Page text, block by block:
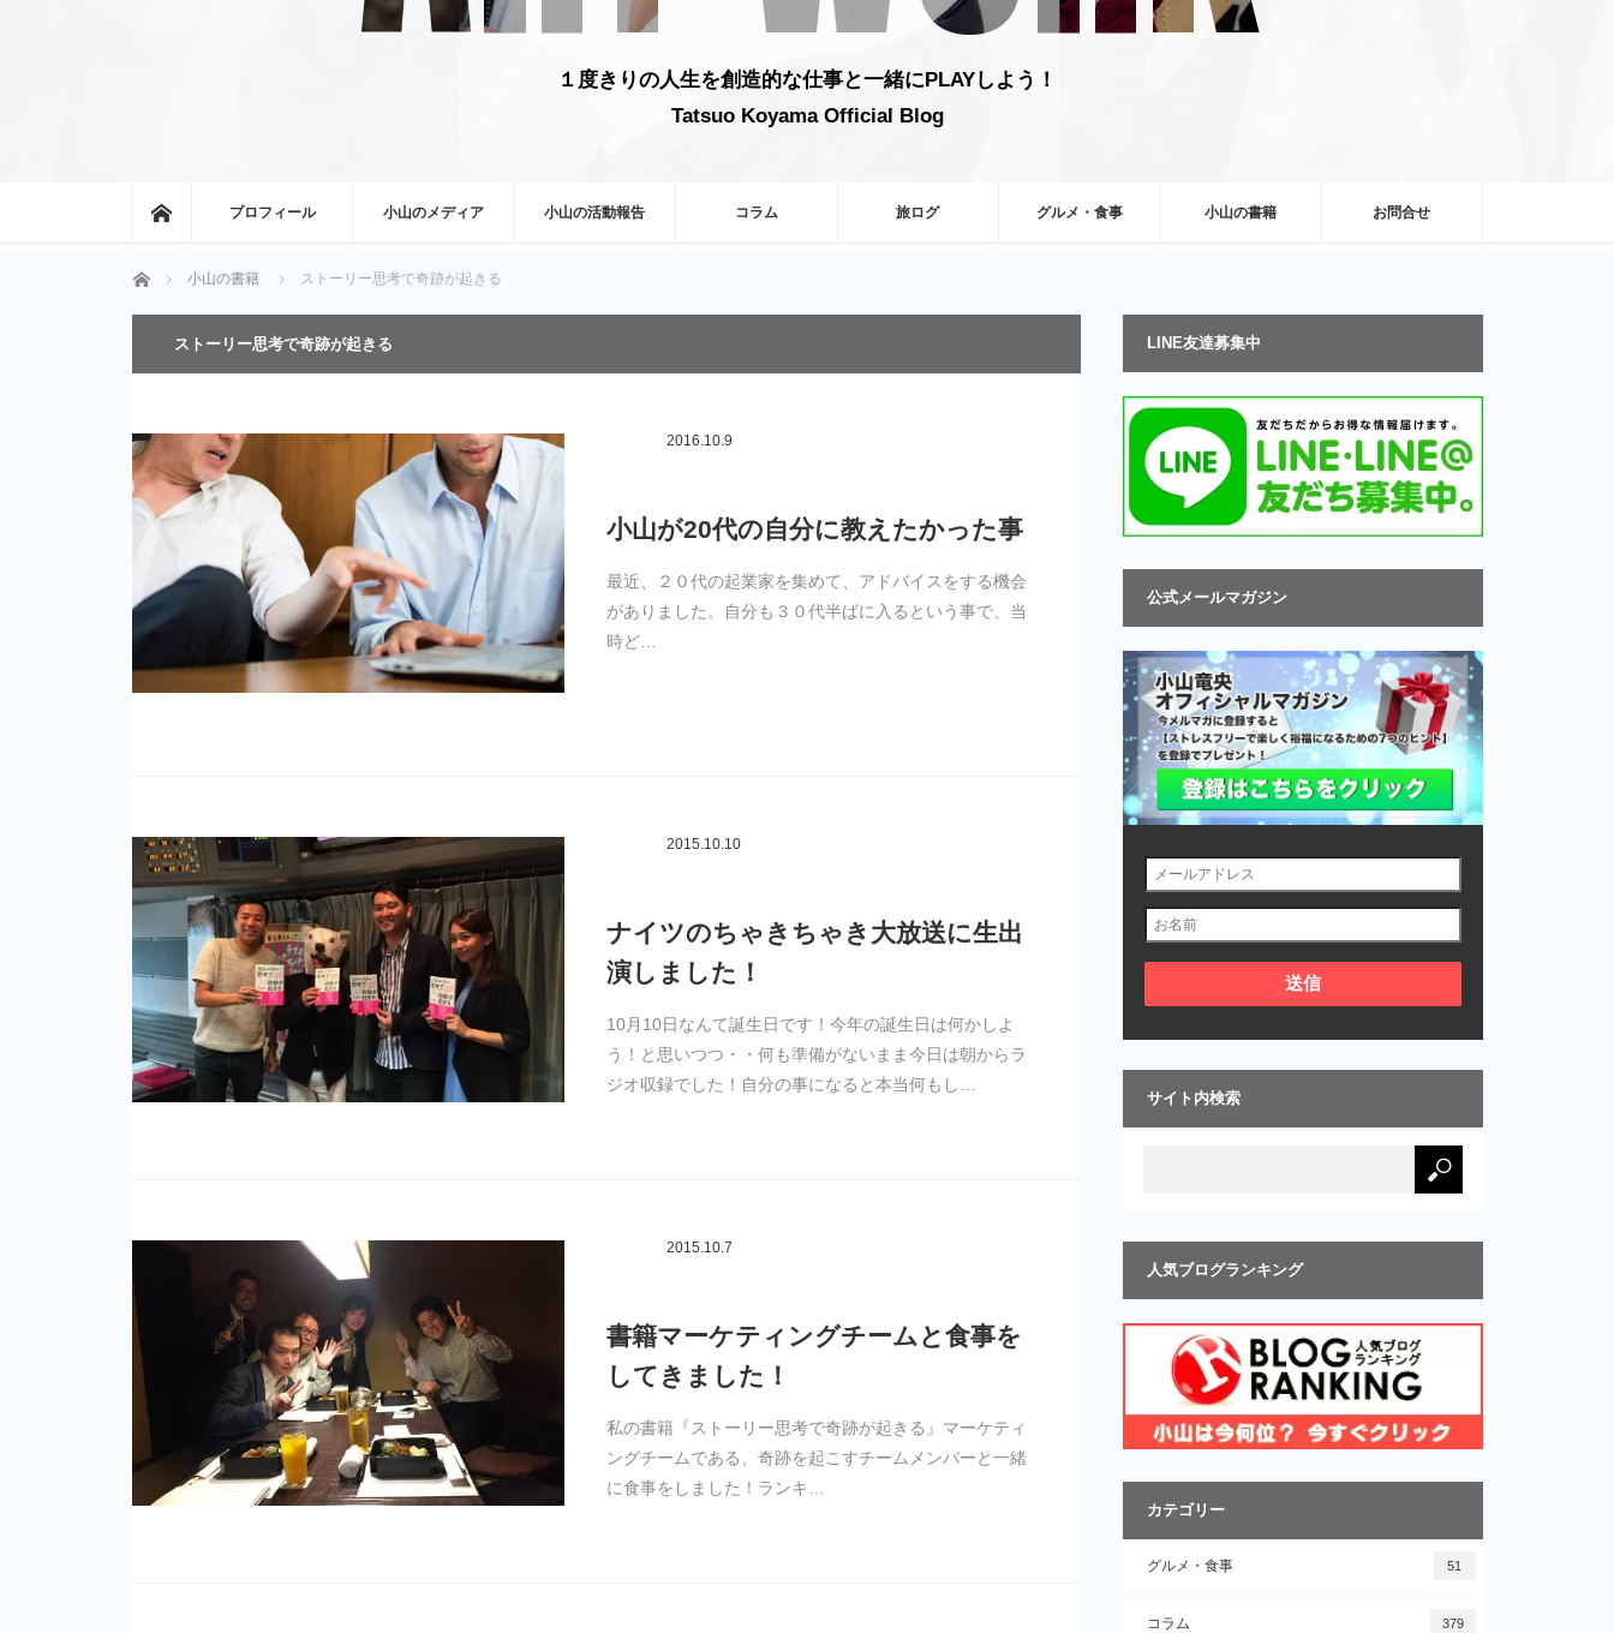
１度きりの人生を創造的な仕事と一緒にPLAYしよう！
Tatsuo Koyama Official Blog
ホームプロフィール 小山のメディア 小山の活動報告 コラム 旅ログ グルメ・食事 小山の書籍 お問合せ
ホーム 小山の書籍 ストーリー思考で奇跡が起きる
ストーリー思考で奇跡が起きる
2016.10.9
小山が20代の自分に教えたかった事
最近、２０代の起業家を集めて、アドバイスをする機会
がありました。自分も３０代半ばに入るという事で、当
時ど…
2015.10.10
ナイツのちゃきちゃき大放送に生出
演しました！
10月10日なんて誕生日です！今年の誕生日は何かしよ
う！と思いつつ・・何も準備がないまま今日は朝からラ
ジオ収録でした！自分の事になると本当何もし…
2015.10.7
書籍マーケティングチームと食事を
してきました！
私の書籍『ストーリー思考で奇跡が起きる』マーケティ
ングチームである、奇跡を起こすチームメンバーと一緒
に食事をしました！ランキ…
LINE友達募集中
公式メールマガジン
サイト内検索
人気ブログランキング
カテゴリー
グルメ・食事 51
コラム 379